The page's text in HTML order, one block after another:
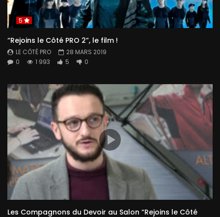
5
“Rejoins le Côté PRO 2”, le film !
LE CÔTÉ PRO
28 MARS 2019
0
1 993 5 0
Les Compagnons du Devoir au Salon “Rejoins le Côté